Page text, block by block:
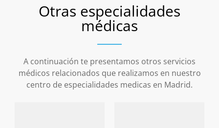
Otras especialidades
médicas
A continuación te presentamos otros servicios
médicos relacionados que realizamos en nuestro
centro de especialidades medicas en Madrid.